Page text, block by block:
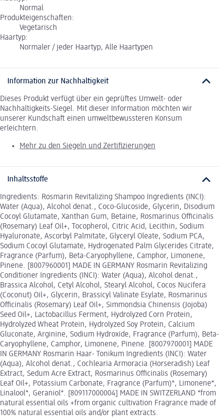
Normal
Produkteigenschaften:
Vegetarisch
Haartyp:
Normaler / jeder Haartyp, Alle Haartypen
Information zur Nachhaltigkeit
Dieses Produkt verfügt über ein geprüftes Umwelt- oder
Nachhaltigkeits-Siegel. Mit dieser Information möchten wir
unserer Kundschaft einen umweltbewussteren Konsum
erleichtern.
Mehr zu den Siegeln und Zertifizierungen
Inhaltsstoffe
Ingredients: Rosmarin Revitalizing Shampoo Ingredients (INCI):
Water (Aqua), Alcohol denat., Coco-Glucoside, Glycerin, Disodium
Cocoyl Glutamate, Xanthan Gum, Betaine, Rosmarinus Officinalis
(Rosemary) Leaf Oil+, Tocopherol, Citric Acid, Lecithin, Sodium
Hyaluronate, Ascorbyl Palmitate, Glyceryl Oleate, Sodium PCA,
Sodium Cocoyl Glutamate, Hydrogenated Palm Glycerides Citrate,
Fragrance (Parfum), Beta-Caryophyllene, Camphor, Limonene,
Pinene. [8007960001] MADE IN GERMANY Rosmarin Revitalizing
Conditioner Ingredients (INCI): Water (Aqua), Alcohol denat.,
Brassica Alcohol, Cetyl Alcohol, Stearyl Alcohol, Cocos Nucifera
(Coconut) Oil+, Glycerin, Brassicyl Valinate Esylate, Rosmarinus
Officinalis (Rosemary) Leaf Oil+, Simmondsia Chinensis (Jojoba)
Seed Oil+, Lactobacillus Ferment, Hydrolyzed Corn Protein,
Hydrolyzed Wheat Protein, Hydrolyzed Soy Protein, Calcium
Gluconate, Arginine, Sodium Hydroxide, Fragrance (Parfum), Beta-
Caryophyllene, Camphor, Limonene, Pinene. [8007970001] MADE
IN GERMANY Rosmarin Haar- Tonikum Ingredients (INCI): Water
(Aqua), Alcohol denat., Cochlearia Armoracia (Horseradish) Leaf
Extract, Sedum Acre Extract, Rosmarinus Officinalis (Rosemary)
Leaf Oil+, Potassium Carbonate, Fragrance (Parfum)*, Limonene*,
Linalool*, Geraniol*. [809117000004] MADE IN SWITZERLAND *from
natural essential oils +from organic cultivation Fragrance made of
100% natural essential oils and/or plant extracts.